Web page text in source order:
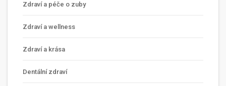
Zdraví a péče o zuby
Zdraví a wellness
Zdraví a krása
Dentální zdraví